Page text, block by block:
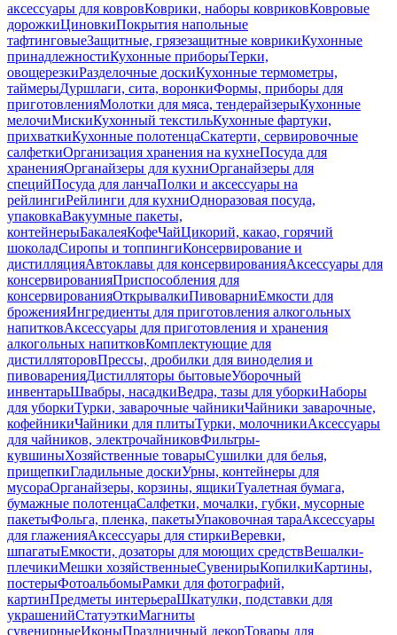
аксессуары для ковровКоврики, наборы ковриковКовровые
дорожкиЦиновкиПокрытия напольные
тафтинговыеЗащитные, грязезащитные коврикиКухонные
принадлежностиКухонные приборыТерки,
овощерезкиРазделочные доскиКухонные термометры,
таймерыДуршлаги, сита, воронкиФормы, приборы для
приготовленияМолотки для мяса, тендерайзерыКухонные
мелочиМискиКухонный текстильКухонные фартуки,
прихваткиКухонные полотенцаСкатерти, сервировочные
салфеткиОрганизация хранения на кухнеПосуда для
храненияОрганайзеры для кухниОрганайзеры для
специйПосуда для ланчаПолки и аксессуары на
рейлингиРейлинги для кухниОдноразовая посуда,
упаковкаВакуумные пакеты,
контейнерыБакалеяКофеЧайЦикорий, какао, горячий
шоколадСиропы и топпингиКонсервирование и
дистилляцияАвтоклавы для консервированияАксессуары для
консервированияПриспособления для
консервированияОткрывалкиПивоварниЕмкости для
броженияИнгредиенты для приготовления алкогольных
напитковАксессуары для приготовления и хранения
алкогольных напитковКомплектующие для
дистилляторовПрессы, дробилки для виноделия и
пивоваренияДистилляторы бытовыеУборочный
инвентарьШвабры, насадкиВедра, тазы для уборкиНаборы
для уборкиТурки, заварочные чайникиЧайники заварочные,
кофейникиЧайники для плитыТурки, молочникиАксессуары
для чайников, электрочайниковФильтры-
кувшиныХозяйственные товарыСушилки для белья,
прищепкиГладильные доскиУрны, контейнеры для
мусораОрганайзеры, корзины, ящикиТуалетная бумага,
бумажные полотенцаСалфетки, мочалки, губки, мусорные
пакетыФольга, пленка, пакетыУпаковочная тараАксессуары
для глаженияАксессуары для стиркиВеревки,
шпагатыЕмкости, дозаторы для моющих средствВешалки-
плечикиМешки хозяйственныеСувенирыКопилкиКартины,
постерыФотоальбомыРамки для фотографий,
картинПредметы интерьераШкатулки, подставки для
украшенийСтатуэткиМагниты
сувенирныеИконыПраздничный декорТовары для